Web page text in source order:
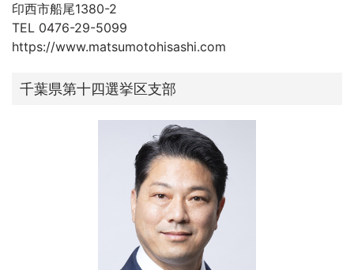
印西市船尾1380-2
TEL 0476-29-5099
https://www.matsumotohisashi.com
千葉県第十四選挙区支部